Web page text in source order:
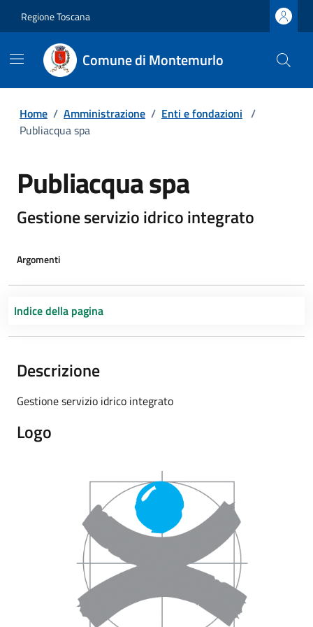
Regione Toscana
Comune di Montemurlo
Home / Amministrazione / Enti e fondazioni /
Publiacqua spa
Publiacqua spa
Gestione servizio idrico integrato
Argomenti
Indice della pagina
Descrizione
Gestione servizio idrico integrato
Logo